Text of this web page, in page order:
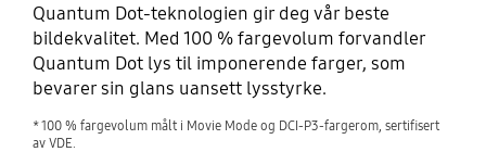
Quantum Dot-teknologien gir deg vår beste
bildekvalitet. Med 100 % fargevolum forvandler
Quantum Dot lys til imponerende farger, som
bevarer sin glans uansett lysstyrke.
* 100 % fargevolum målt i Movie Mode og DCI-P3-fargerom, sertifisert
av VDE.